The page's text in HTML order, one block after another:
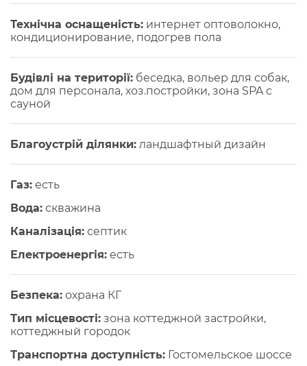
Технічна оснащеність: интернет оптоволокно,
кондиционирование, подогрев пола
Будівлі на території: беседка, вольер для собак,
дом для персонала, хоз.постройки, зона SPA с
сауной
Благоустрій ділянки: ландшафтный дизайн
Газ: есть
Вода: скважина
Каналізація: септик
Електроенергія: есть
Безпека: охрана КГ
Тип місцевості: зона коттеджной застройки,
коттеджный городок
Транспортна доступність: Гостомельское шоссе